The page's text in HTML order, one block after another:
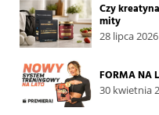
Czy
mity
28 lipca 2026
FORMA NA
30 kwietnia